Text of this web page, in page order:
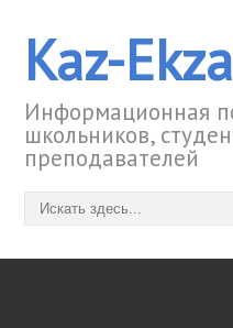
Kaz-
Информационная
школьников,
преподавателей